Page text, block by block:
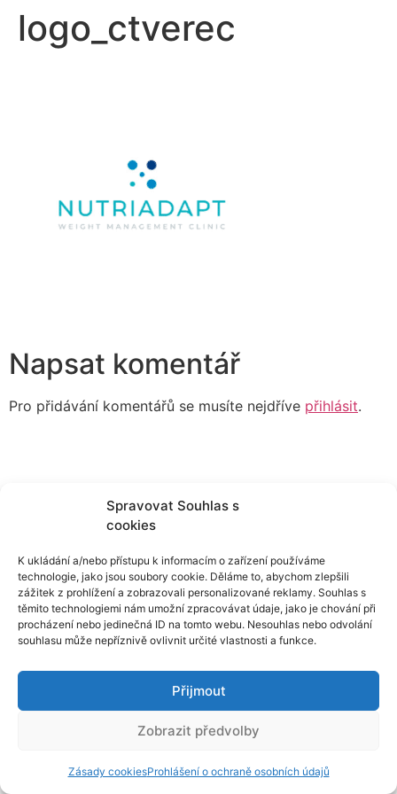
Spravovat Souhlas s
cookies
K ukládání a/nebo přístupu k informacím o zařízení používáme
technologie, jako jsou soubory cookie. Děláme to, abychom zlepšili
zážitek z prohlížení a zobrazovali personalizované reklamy. Souhlas s
těmito technologiemi nám umožní zpracovávat údaje, jako je chování při
procházení nebo jedinečná ID na tomto webu. Nesouhlas nebo odvolání
souhlasu může nepříznivě ovlivnit určité vlastnosti a funkce.
Přijmout
Zobrazit předvolby
Zásady cookiesProhlášení o ochraně osobních údajů
Přejítlogo_ctverec
Napsat komentář
Pro přidávání komentářů se musíte nejdříve přihlásit.